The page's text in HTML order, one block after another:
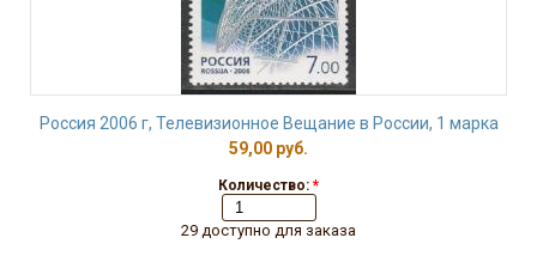
Россия 2006 г, Телевизионное Вещание в России, 1 марка
59,00 руб.
Количество: *
29 доступно для заказа